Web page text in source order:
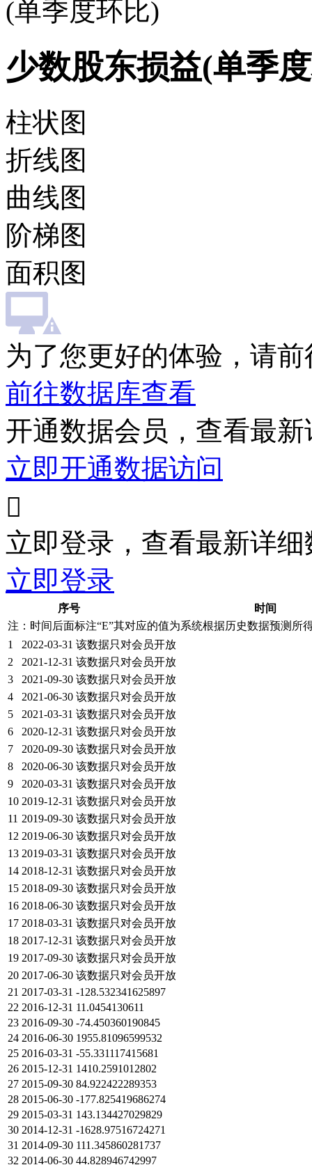
(单季度环比)
少数股东损益(单季
柱状图
折线图
曲线图
阶梯图
面积图
为了您更好的体验，请
前往数据库查看
开通数据会员，查看最
立即开通数据访问

立即登录，查看最新详细
立即登录
序号
时间
注：时间后面标注“E”其对应的值为系统根据历史数据预测所
1
2022-03-31 该数据只对会员开放
2
2021-12-31 该数据只对会员开放
3
2021-09-30 该数据只对会员开放
4
2021-06-30 该数据只对会员开放
5
2021-03-31 该数据只对会员开放
6
2020-12-31 该数据只对会员开放
7
2020-09-30 该数据只对会员开放
8
2020-06-30 该数据只对会员开放
9
2020-03-31 该数据只对会员开放
10 2019-12-31 该数据只对会员开放
11 2019-09-30 该数据只对会员开放
12 2019-06-30 该数据只对会员开放
13 2019-03-31 该数据只对会员开放
14 2018-12-31 该数据只对会员开放
15 2018-09-30 该数据只对会员开放
16 2018-06-30 该数据只对会员开放
17 2018-03-31 该数据只对会员开放
18 2017-12-31 该数据只对会员开放
19 2017-09-30 该数据只对会员开放
20 2017-06-30 该数据只对会员开放
21 2017-03-31 -128.532341625897
22 2016-12-31 11.0454130611
23 2016-09-30 -74.450360190845
24 2016-06-30 1955.81096599532
25 2016-03-31 -55.331117415681
26 2015-12-31 1410.2591012802
27 2015-09-30 84.922422289353
28 2015-06-30 -177.825419686274
29 2015-03-31 143.134427029829
30 2014-12-31 -1628.97516724271
31 2014-09-30 111.345860281737
32 2014-06-30 44.828946742997